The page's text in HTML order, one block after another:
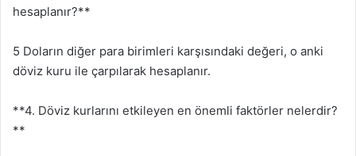
hesaplanır?**
5 Doların diğer para birimleri karşısındaki değeri, o anki
döviz kuru ile çarpılarak hesaplanır.
**4. Döviz kurlarını etkileyen en önemli faktörler nelerdir?
**